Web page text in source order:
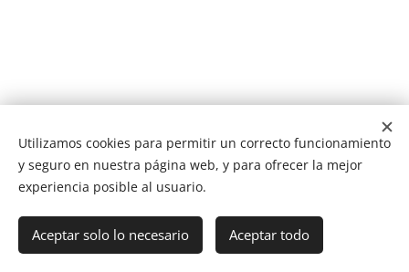
NUCAN mascotas
Tf.666351543 Cookies
Utilizamos cookies para permitir un correcto funcionamiento
y seguro en nuestra página web, y para ofrecer la mejor
experiencia posible al usuario.
Aceptar solo lo necesario Aceptar todo